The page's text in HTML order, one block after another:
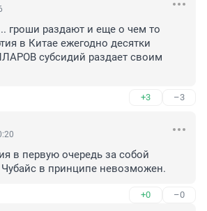
гроши раздают и еще о чем то
в Китае ежегодно десятки
субсидий раздает своим
+3 –3
в первую очередь за собой
в принципе невозможен.
+0 –0